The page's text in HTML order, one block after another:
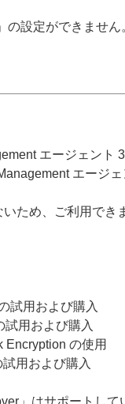
の設定ができません
エージェント
エージ
ため、ご利用でき
試用および購入
試用および購入
Encryption の使用
用および購入
」はサポートし